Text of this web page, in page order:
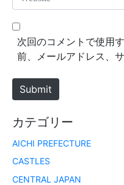
*
e
b
e
次回のコメントで使用
前、メールアドレス、
Submit
カテゴリー
AICHI PREFECTURE
CASTLES
CENTRAL JAPAN